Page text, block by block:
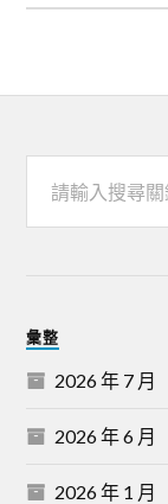
彙整
2026 年 7 月
2026 年 6 月
2026 年 1 月